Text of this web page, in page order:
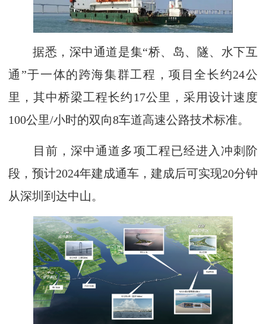
据悉，深中通道是集“桥、岛、隧、水下互
通”于一体的跨海集群工程，项目全长约24公
里，其中桥梁工程长约17公里，采用设计速度
100公里/小时的双向8车道高速公路技术标准。
目前，深中通道多项工程已经进入冲刺阶
段，预计2024年建成通车，建成后可实现20分钟
从深圳到达中山。